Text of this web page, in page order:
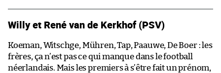
Willy et René van de Kerkhof (PSV)
Koeman, Witschge, Mühren, Tap, Paauwe, De Boer : les
frères, ça n’est pas ce qui manque dans le football
néerlandais. Mais les premiers à s’être fait un prénom,